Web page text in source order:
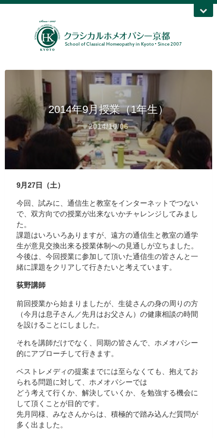
2014年9月授業（1年生）
2014/10/06
9月27日（土）
今回、試みに、通信生と教室をインターネットでつない
で、双方向での授業が出来ないかチャレンジしてみまし
た。
課題はいろいろありますが、遠方の通信生と教室の通学
生が意見交換出来る授業体制への見通しが立ちました。
今後は、今回授業に参加して頂いた通信生の皆さんと一
緒に課題をクリアして行きたいと考えています。
荻野講師
前回授業から始まりましたが、生徒さんの身の周りの方
（今月は息子さん／先月はお父さん）の健康相談の時間
を設けることにしました。
それを講師だけでなく、同期の皆さんで、ホメオパシー
的にアプローチして行きます。
ベストレメディの提案までには至らなくても、抱えてお
られる問題に対して、ホメオパシーでは
どう考えて行くか、解決していくか、を勉強する機会に
して頂くことが目的です。
先月同様、みなさんからは、積極的で踏み込んだ質問が
多く出ました。